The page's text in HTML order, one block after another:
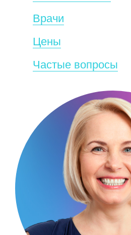
Врачи
Цены
Частые вопросы